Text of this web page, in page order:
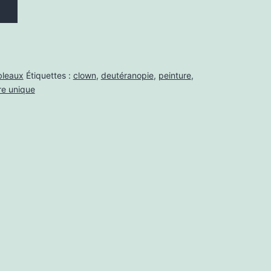
Étiquettes : clown, deutéranopie, peinture,
unique